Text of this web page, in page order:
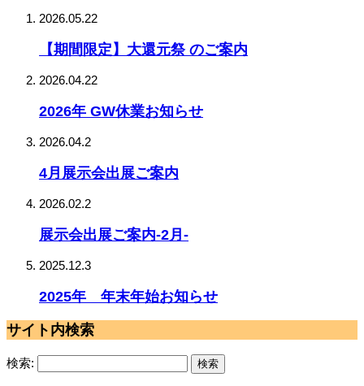
2026.05.22
【期間限定】大還元祭 のご案内
2026.04.22
2026年 GW休業お知らせ
2026.04.2
4月展示会出展ご案内
2026.02.2
展示会出展ご案内-2月-
2025.12.3
2025年 年末年始お知らせ
サイト内検索
検索: